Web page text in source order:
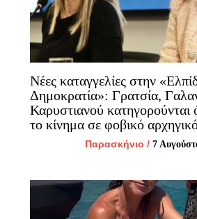
Νέες καταγγελίες στην
Δημοκρατία»: Γρατσία,
Καρυστιανού κατηγορούνται
το κίνημα σε φοβικό
Παρασκήνιο / 7